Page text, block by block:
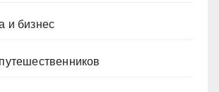
и бизнес